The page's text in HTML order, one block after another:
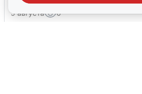
5 августа 0